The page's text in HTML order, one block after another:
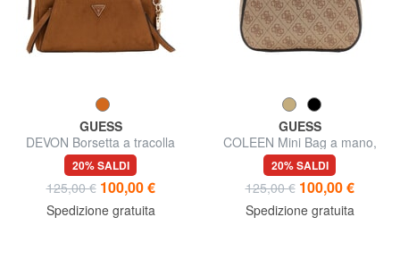
GUESS
DEVON Borsetta a tracolla
20% SALDI
125,00 € 100,00 €
Spedizione gratuita
GUESS
COLEEN Mini Bag a mano,
con tracolla
20% SALDI
125,00 € 100,00 €
Spedizione gratuita